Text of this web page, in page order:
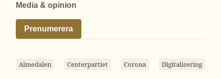
Media & opinion
Prenumerera
Almedalen Centerpartiet Corona Digitalisering